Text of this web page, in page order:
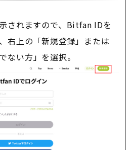
されますので、Bitfan IDを
右上の「新規登録」または
ない方」を選択。